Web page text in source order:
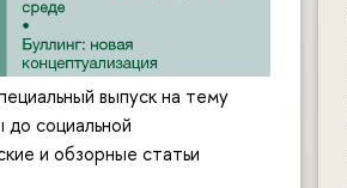
выпуск на тему
до социальной
и обзорные статьи